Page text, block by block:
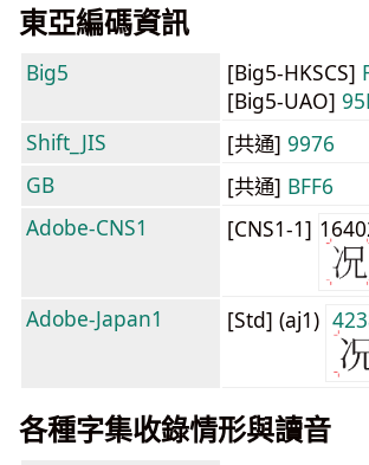
東亞編碼資訊
Big5 [Big5-HKSCS]
[Big5-UAO]
Shift_JIS
[共通] 9976
GB
[共通] BFF6
Adobe-CNS1
[CNS1-1]
Adobe-Japan1 [Std] (aj1)
各種字集收錄情形與讀音